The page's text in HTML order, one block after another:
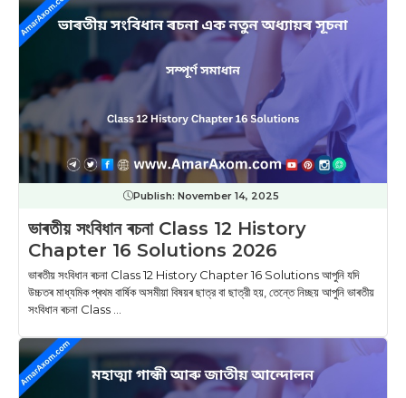
Publish: November 14, 2025
ভাৰতীয় সংবিধান ৰচনা Class 12 History
Chapter 16 Solutions 2026
ভাৰতীয় সংবিধান ৰচনা Class 12 History Chapter 16 Solutions আপুনি যদি
উচ্চতৰ মাধ্যমিক প্ৰথম বাৰ্ষিক অসমীয়া বিষয়ৰ ছাত্র বা ছাত্রী হয়, তেন্তে নিচ্ছয় আপুনি ভাৰতীয়
সংবিধান ৰচনা Class ...